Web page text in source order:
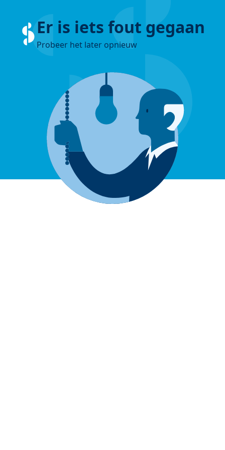
Er is iets fout gegaan
Probeer het later opnieuw